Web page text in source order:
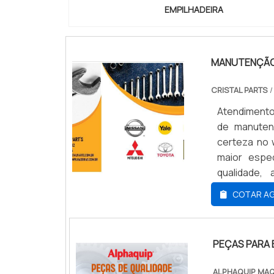
pagamento
RS
veicular
aérea
comprovam
EMPILHADEIRA
CRISTAL PARTS /
de
certeza no
maior
qualidade,
inovadora,
mercado
COTAR
PEÇAS PARA
ALPHAQUIP